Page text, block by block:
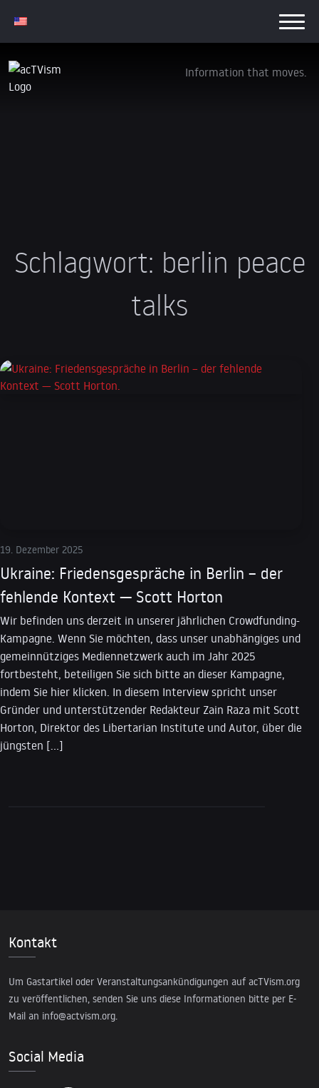
Information that moves.
Schlagwort: berlin peace
talks
19. Dezember 2025
Ukraine: Friedensgespräche in Berlin – der
fehlende Kontext — Scott Horton
Wir befinden uns derzeit in unserer jährlichen Crowdfunding-
Kampagne. Wenn Sie möchten, dass unser unabhängiges und
gemeinnütziges Mediennetzwerk auch im Jahr 2025
fortbesteht, beteiligen Sie sich bitte an dieser Kampagne,
indem Sie hier klicken. In diesem Interview spricht unser
Gründer und unterstützender Redakteur Zain Raza mit Scott
Horton, Direktor des Libertarian Institute und Autor, über die
jüngsten […]
Kontakt
Um Gastartikel oder Veranstaltungsankündigungen auf acTVism.org
zu veröffentlichen, senden Sie uns diese Informationen bitte per E-
Mail an info@actvism.org.
Social Media